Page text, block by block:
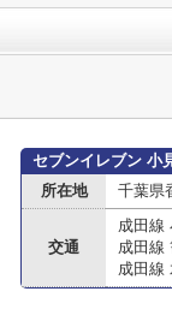
セブンイレブン 小
所在地
千葉県
交通
成田線
成田線
成田線